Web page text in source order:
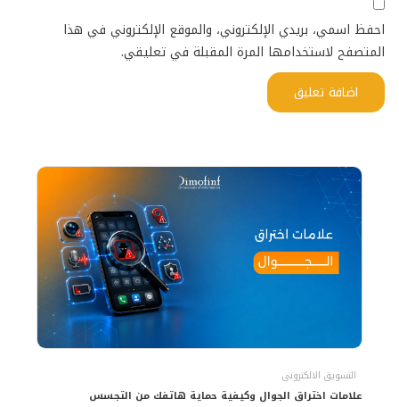
احفظ اسمي، بريدي الإلكتروني، والموقع الإلكتروني في هذا
المتصفح لاستخدامها المرة المقبلة في تعليقي.
التسويق الالكترونى
علامات اختراق الجوال وكيفية حماية هاتفك من التجسس